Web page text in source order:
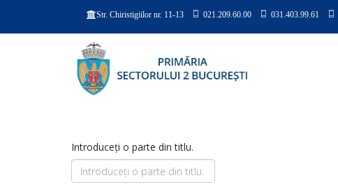
Str. Chiristigiilor nr. 11-13 021.209.60.00 031.403.99.61
Introduceți o parte din titlu.